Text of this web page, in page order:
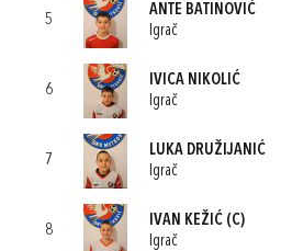
5
ANTE BATINOVIĆ
Igrač
6
IVICA NIKOLIĆ
Igrač
7
LUKA DRUŽIJANIĆ
Igrač
8
IVAN KEŽIĆ (C)
Igrač